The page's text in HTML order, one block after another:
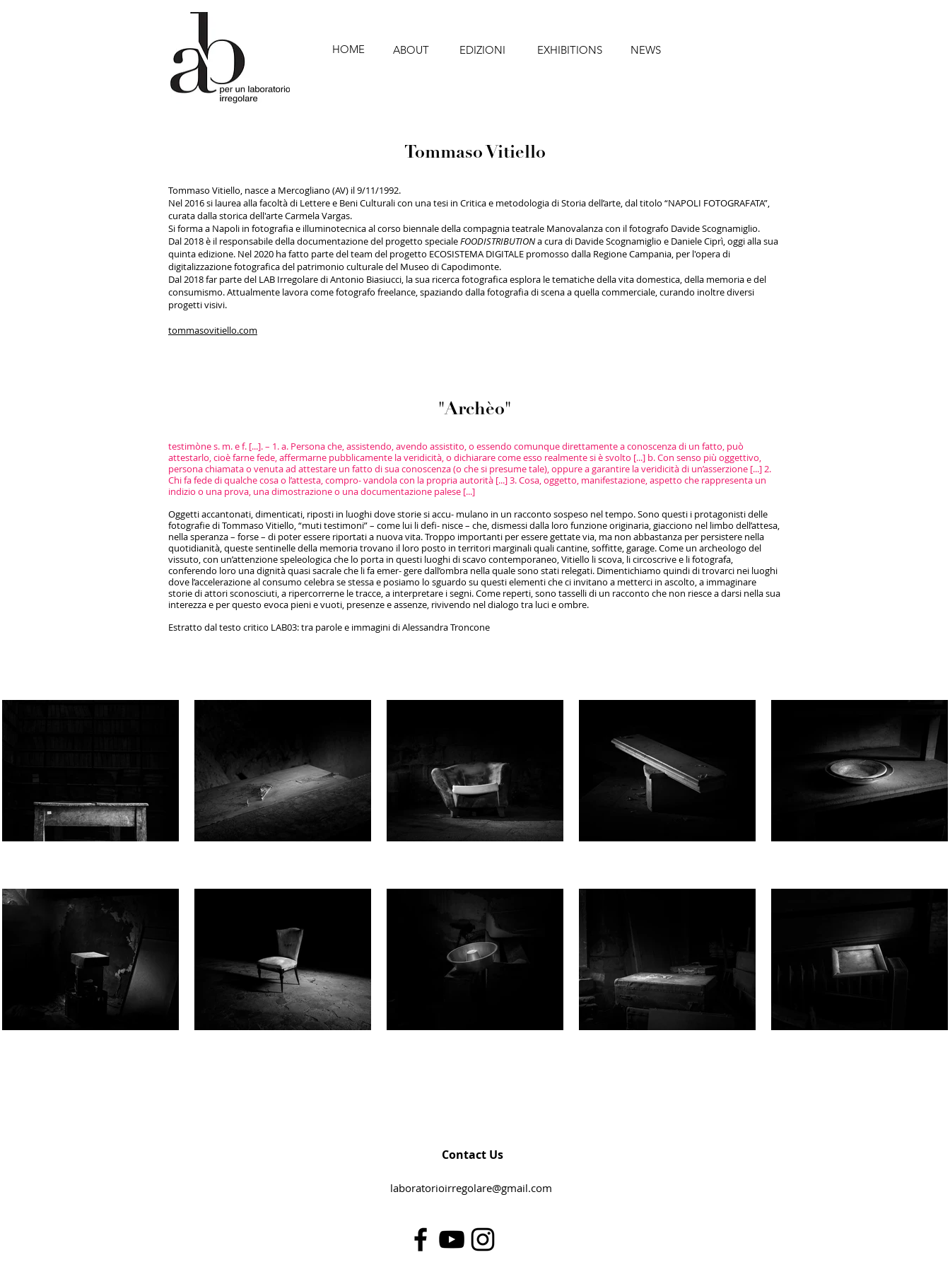
Tommaso Vitiello
Tommaso Vitiello, nasce a Mercogliano (AV) il 9/11/1992.
Nel 2016 si laurea alla facoltà di Lettere e Beni Culturali con una tesi in Critica e metodologia di Storia dell’arte, dal titolo “NAPOLI FOTOGRAFATA”,
curata dalla storica dell'arte Carmela Vargas.
Si forma a Napoli in fotografia e illuminotecnica al corso biennale della compagnia teatrale Manovalanza con il fotografo Davide Scognamiglio.
Dal 2018 è il responsabile della documentazione del progetto specialeFOODISTRIBUTIONa cura di Davide Scognamiglio e Daniele Ciprì, oggi alla sua
quinta edizione. Nel 2020 ha fatto parte del team del progetto ECOSISTEMA DIGITALE promosso dalla Regione Campania, per l'opera di
digitalizzazione fotografica del patrimonio culturale del Museo di Capodimonte.
Dal 2018 far parte del LAB Irregolare di Antonio Biasiucci, la sua ricerca fotografica esplora le tematiche della vita domestica, della memoria e del
consumismo. Attualmente lavora come fotografo freelance, spaziando dalla fotografia di scena a quella commerciale, curando inoltre diversi
progetti visivi.
tommasovitiello.com
"Archèo"
testimòne s. m. e f. [...]. – 1. a. Persona che, assistendo, avendo assistito, o essendo comunque direttamente a conoscenza di un fatto, può
attestarlo, cioè farne fede, affermarne pubblicamente la veridicità, o dichiarare come esso realmente si è svolto [...] b. Con senso più oggettivo,
persona chiamata o venuta ad attestare un fatto di sua conoscenza (o che si presume tale), oppure a garantire la veridicità di un’asserzione [...] 2.
Chi fa fede di qualche cosa o l’attesta, compro- vandola con la propria autorità [...] 3. Cosa, oggetto, manifestazione, aspetto che rappresenta un
indizio o una prova, una dimostrazione o una documentazione palese [...]
Oggetti accantonati, dimenticati, riposti in luoghi dove storie si accu- mulano in un racconto sospeso nel tempo. Sono questi i protagonisti delle
fotografie di Tommaso Vitiello, “muti testimoni” – come lui li defi- nisce – che, dismessi dalla loro funzione originaria, giacciono nel limbo dell’attesa,
nella speranza – forse – di poter essere riportati a nuova vita. Troppo importanti per essere gettate via, ma non abbastanza per persistere nella
quotidianità, queste sentinelle della memoria trovano il loro posto in territori marginali quali cantine, soffitte, garage. Come un archeologo del
vissuto, con un’attenzione speleologica che lo porta in questi luoghi di scavo contemporaneo, Vitiello li scova, li circoscrive e li fotografa,
conferendo loro una dignità quasi sacrale che li fa emer- gere dall’ombra nella quale sono stati relegati. Dimentichiamo quindi di trovarci nei luoghi
dove l’accelerazione al consumo celebra se stessa e posiamo lo sguardo su questi elementi che ci invitano a metterci in ascolto, a immaginare
storie di attori sconosciuti, a ripercorrerne le tracce, a interpretare i segni. Come reperti, sono tasselli di un racconto che non riesce a darsi nella sua
interezza e per questo evoca pieni e vuoti, presenze e assenze, rivivendo nel dialogo tra luci e ombre.
Estratto dal testo critico LAB03: tra parole e immagini di Alessandra Troncone
HOME ABOUT EDIZIONI EXHIBITIONS NEWS
Contact Us
laboratorioirregolare@gmail.com